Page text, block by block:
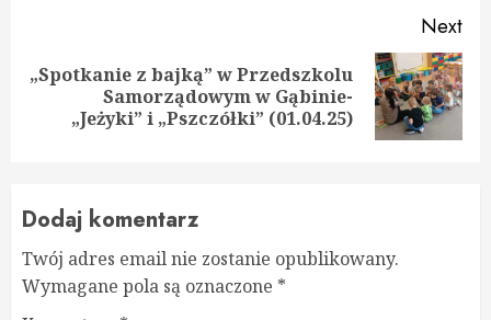
Next
Next
post:
„Spotkanie z bajką” w Przedszkolu
Samorządowym w Gąbinie-
„Jeżyki” i „Pszczółki” (01.04.25)
Dodaj komentarz
Twój adres email nie zostanie opublikowany.
Wymagane pola są oznaczone *